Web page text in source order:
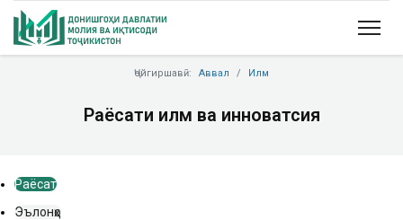
Ҷойгиршавӣ: Аввал Илм
Раёсати илм ва инноватсия
Раёсат
Эълонҳо